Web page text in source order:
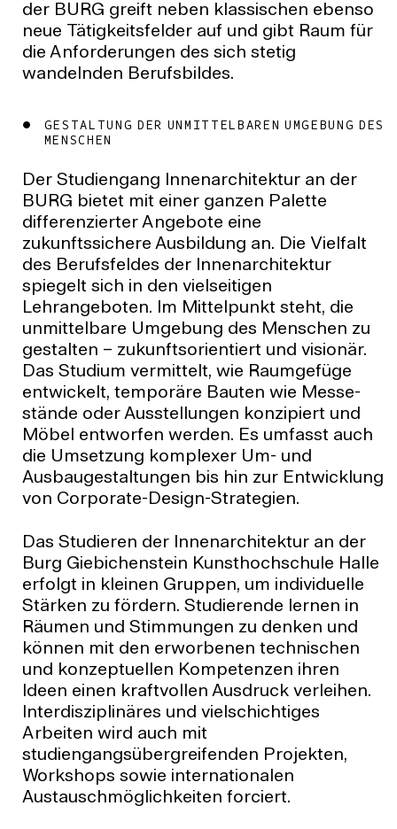
der BURG greift neben klassischen ebenso
neue Tätig­keitsfelder auf und gibt Raum für
die Anforderungen des sich stetig
wandelnden Berufsbildes.
GESTALTUNG DER UNMITTELBAREN UMGEBUNG DES
MENSCHEN
Der Studiengang Innenarchitektur an der
BURG bietet mit einer ganzen Palette
differenzierter Angebote eine
zukunftssichere Ausbildung an. Die Vielfalt
des Berufsfeldes der Innenarchitektur
spiegelt sich in den vielseitigen
Lehrangeboten. Im Mittelpunkt steht, die
unmittelbare Umgebung des Menschen zu
gestalten – zukunftsorientiert und visionär.
Das Studium vermittelt, wie Raumgefüge
entwickelt, temporäre Bauten wie Messe­
stände oder Ausstellungen konzipiert und
Möbel entworfen werden. Es umfasst auch
die Umsetzung komplexer Um- und
Ausbaugestaltungen bis hin zur Ent­wicklung
von Corporate-Design-Strategien.
Das Studieren der Innenarchitektur an der
Burg Giebichenstein Kunst­hochschule Halle
erfolgt in kleinen Gruppen, um individuelle
Stärken zu fördern. Studierende lernen in
Räumen und Stimmungen zu denken und
können mit den erworbenen technischen
und konzeptuellen Kompetenzen ihren
Ideen einen kraftvollen Ausdruck verleihen.
Interdisziplinäres und vielschichtiges
Arbeiten wird auch mit
studiengangsübergreifenden Projekten,
Workshops sowie internationalen
Austauschmöglichkeiten forciert.